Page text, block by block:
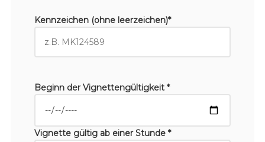
Kennzeichen (ohne leerzeichen)*
Beginn der Vignettengültigkeit *
Vignette gültig ab einer Stunde *